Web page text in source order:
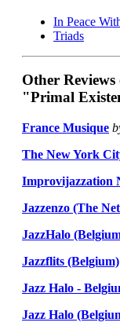
In Peace
Triads
Other Reviews
"Primal
France Musique
The New York
Improvijazzation
Jazzenzo (The
JazzHalo
Jazzflits (Belgium)
Jazz Halo -
Jazz Halo